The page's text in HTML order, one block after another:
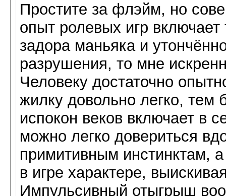
Простите за флэйм, но
опыт ролевых игр
задора маньяка и
разрушения, то мне
Человеку достаточно
жилку довольно легко, тем
испокон веков включает в
можно легко довериться
примитивным инстинктам,
в игре характере,
Импульсивный отыгрыш